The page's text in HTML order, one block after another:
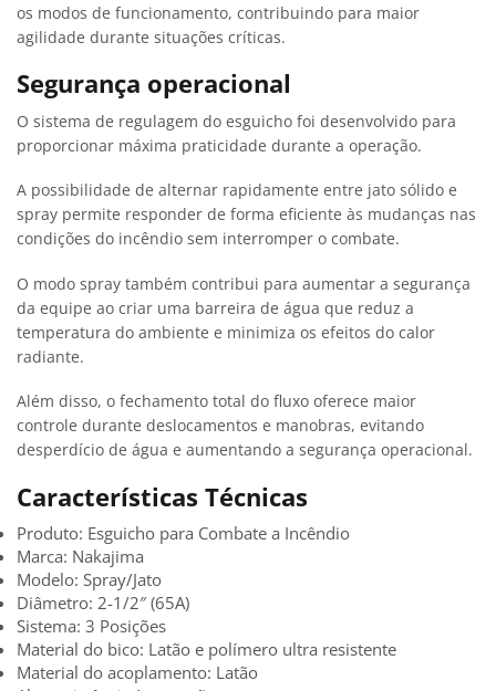
os modos de funcionamento, contribuindo para maior
agilidade durante situações críticas.
Segurança operacional
O sistema de regulagem do esguicho foi desenvolvido para
proporcionar máxima praticidade durante a operação.
A possibilidade de alternar rapidamente entre jato sólido e
spray permite responder de forma eficiente às mudanças nas
condições do incêndio sem interromper o combate.
O modo spray também contribui para aumentar a segurança
da equipe ao criar uma barreira de água que reduz a
temperatura do ambiente e minimiza os efeitos do calor
radiante.
Além disso, o fechamento total do fluxo oferece maior
controle durante deslocamentos e manobras, evitando
desperdício de água e aumentando a segurança operacional.
Características Técnicas
Produto: Esguicho para Combate a Incêndio
Marca: Nakajima
Modelo: Spray/Jato
Diâmetro: 2-1/2″ (65A)
Sistema: 3 Posições
Material do bico: Latão e polímero ultra resistente
Material do acoplamento: Latão